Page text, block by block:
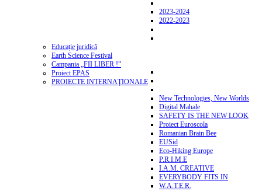
2023-2024
2022-2023
Educație juridică
Earth Science Festival
Campania „FII LIBER !”
Proiect EPAS
PROIECTE INTERNAŢIONALE
New Technologies, New Worlds
Digital Mahale
SAFETY IS THE NEW LOOK
Proiect Euroscola
Romanian Brain Bee
EUSid
Eco-Hiking Europe
P.R.I.M.E
I.A.M. CREATIVE
EVERYBODY FITS IN
W.A.T.E.R.